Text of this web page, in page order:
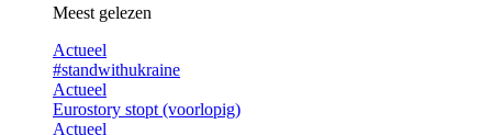
Meest gelezen
Actueel
#standwithukraine
Actueel
Eurostory stopt (voorlopig)
Actueel